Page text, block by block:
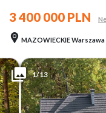
3 400 000 PLN
MAZOWIECKIE Warszawa
1/13